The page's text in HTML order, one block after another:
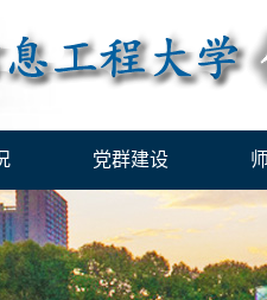
党群建设